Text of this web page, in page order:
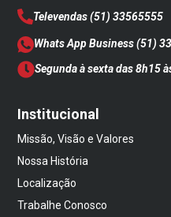
Televendas(51) 33565555
Whats App Business(51)
Segunda à sexta das 8h15
Institucional
Missão, Visão e Valores
Nossa História
Localização
Trabalhe Conosco